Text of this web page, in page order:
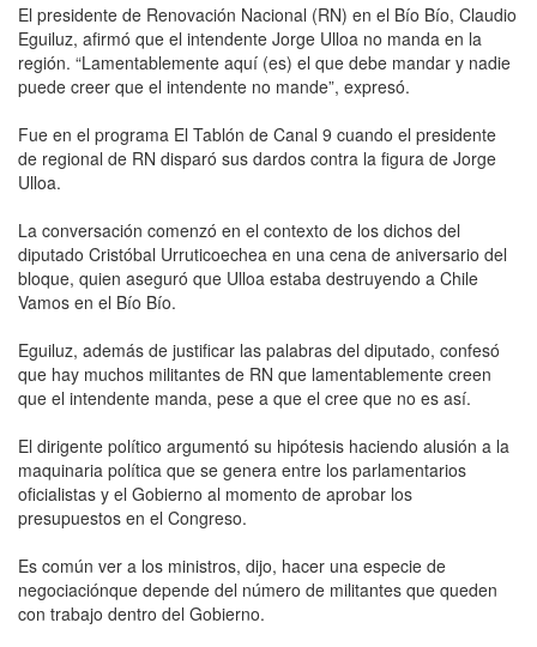
El presidente de Renovación Nacional (RN) en el Bío Bío, Claudio
Eguiluz, afirmó que el intendente Jorge Ulloa no manda en la
región. “Lamentablemente aquí (es) el que debe mandar y nadie
puede creer que el intendente no mande”, expresó.
Fue en el programa El Tablón de Canal 9 cuando el presidente
de regional de RN disparó sus dardos contra la figura de Jorge
Ulloa.
La conversación comenzó en el contexto de los dichos del
diputado Cristóbal Urruticoechea en una cena de aniversario del
bloque, quien aseguró que Ulloa estaba destruyendo a Chile
Vamos en el Bío Bío.
Eguiluz, además de justificar las palabras del diputado, confesó
que hay muchos militantes de RN que lamentablemente creen
que el intendente manda, pese a que el cree que no es así.
El dirigente político argumentó su hipótesis haciendo alusión a la
maquinaria política que se genera entre los parlamentarios
oficialistas y el Gobierno al momento de aprobar los
presupuestos en el Congreso.
Es común ver a los ministros, dijo, hacer una especie de
negociaciónque depende del número de militantes que queden
con trabajo dentro del Gobierno.